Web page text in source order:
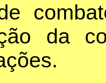
da